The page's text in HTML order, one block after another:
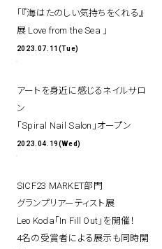
「『海はたのしい気持ちをくれる』
展 Love from the Sea 」
2023.07.11(Tue)
アートを身近に感じるネイルサロ
ン
「Spiral Nail Salon」オープン
2023.04.19(Wed)
SICF23 MARKET部門
グランプリアーティスト展
Leo Koda「In Fill Out」を開催！
4名の受賞者による展示も同時開